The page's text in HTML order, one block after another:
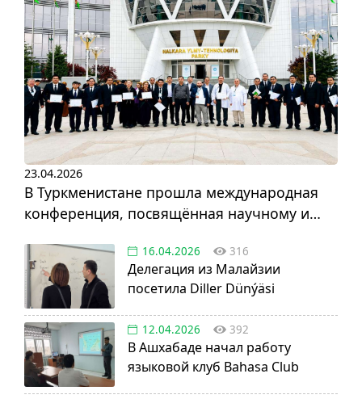
23.04.2026
В Туркменистане прошла международная
конференция, посвящённая научному и
16.04.2026 316
Делегация из Малайзии
посетила Diller Dünýäsi
12.04.2026 392
В Ашхабаде начал работу
языковой клуб Bahasa Club